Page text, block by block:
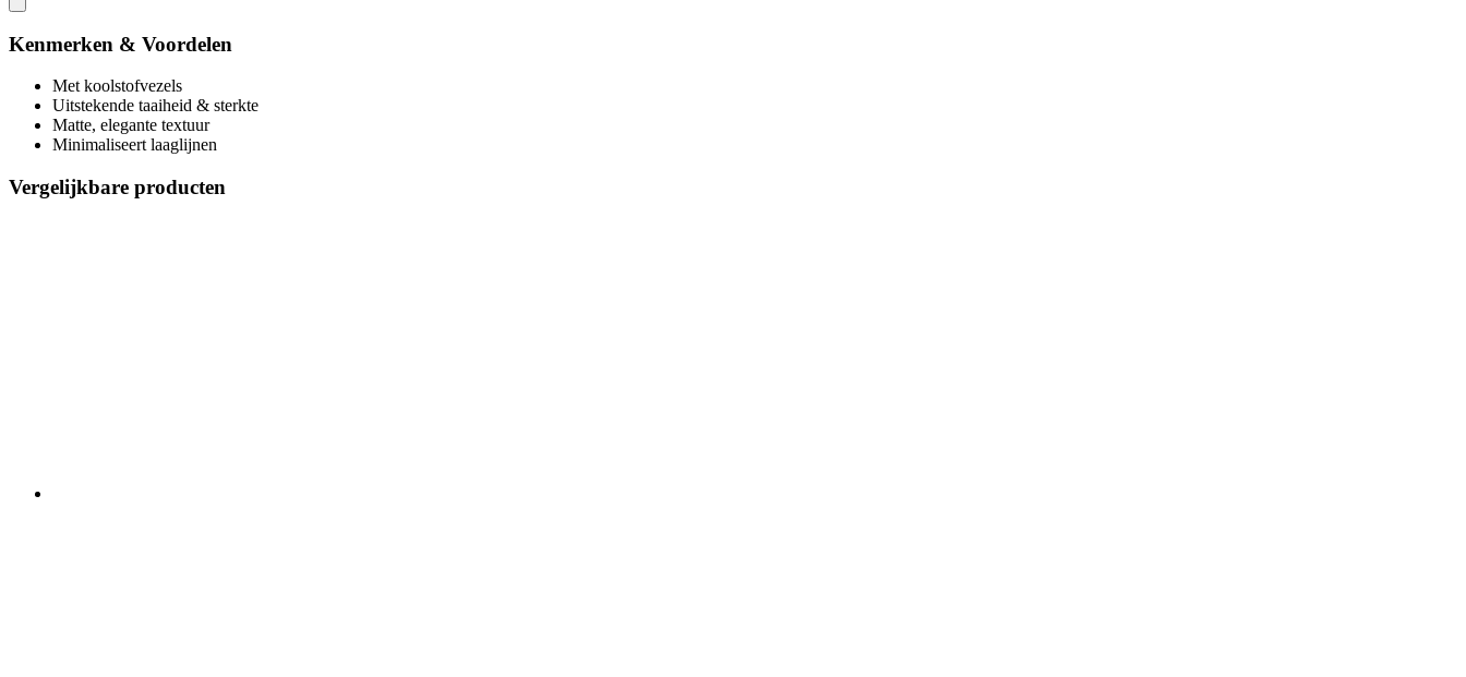
Kenmerken & Voordelen
Met koolstofvezels
Uitstekende taaiheid & sterkte
Matte, elegante textuur
Minimaliseert laaglijnen
Vergelijkbare producten